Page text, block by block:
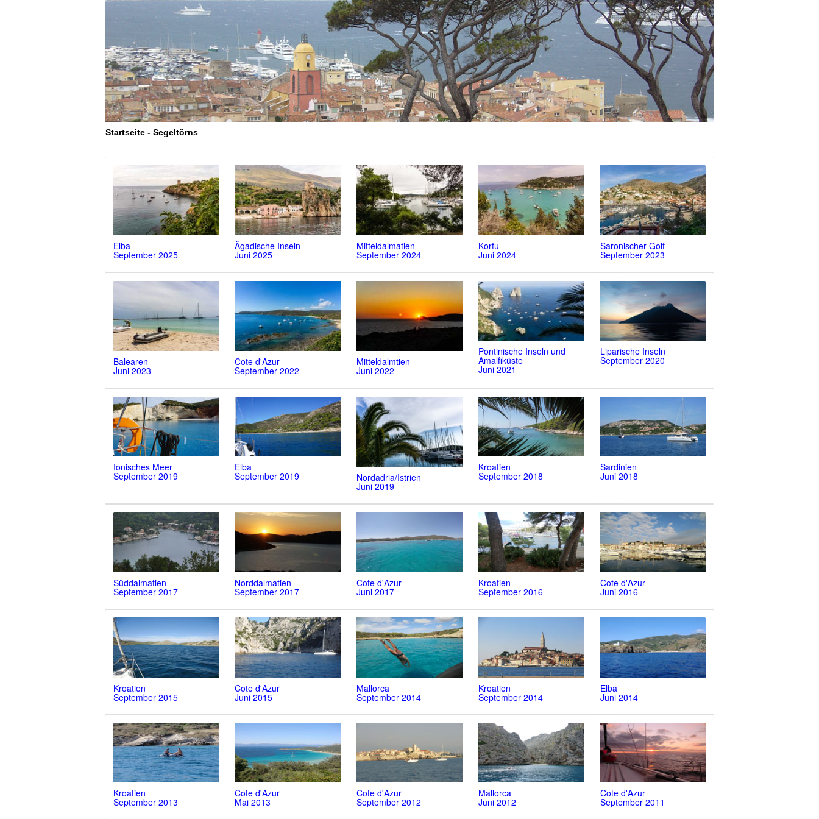
Startseite - Segeltörns
Elba
September 2025
Ägadische Inseln
Juni 2025
Mitteldalmatien
September 2024
Korfu
Juni 2024
Saronischer Golf
September 2023
Balearen
Juni 2023
Cote d'Azur
September 2022
Mitteldalmtien
Juni 2022
Pontinische Inseln und
Amalfiküste
Juni 2021
Liparische Inseln
September 2020
Ionisches Meer
September 2019
Elba
September 2019 Nordadria/Istrien
Juni 2019
Kroatien
September 2018
Sardinien
Juni 2018
Süddalmatien
September 2017
Norddalmatien
September 2017
Cote d'Azur
Juni 2017
Kroatien
September 2016
Cote d'Azur
Juni 2016
Kroatien
September 2015
Cote d'Azur
Juni 2015
Mallorca
September 2014
Kroatien
September 2014
Elba
Juni 2014
Kroatien
September 2013
Cote d'Azur
Mai 2013
Cote d'Azur
September 2012
Mallorca
Juni 2012
Cote d'Azur
September 2011